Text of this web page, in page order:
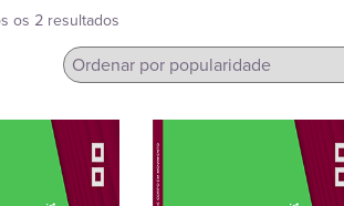
os 2 resultados
popularidade